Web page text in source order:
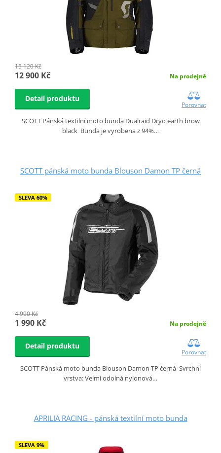
15 120 Kč
12 900 Kč Na prodejně
Detail produktu
Porovnat
SCOTT Pánská textilní moto bunda Dualraid Dryo earth brow
black Bunda je vyrobena z 94%…
SCOTT pánská moto bunda Blouson Damon TP černá
SLEVA 60%
4 990 Kč
1 990 Kč Na prodejně
Detail produktu
Porovnat
SCOTT Pánská moto bunda Blouson Damon TP černá Svrchní
vrstva: Velmi odolná nylonová…
APRILIA RACING - pánská textilní moto bunda
SLEVA 9%